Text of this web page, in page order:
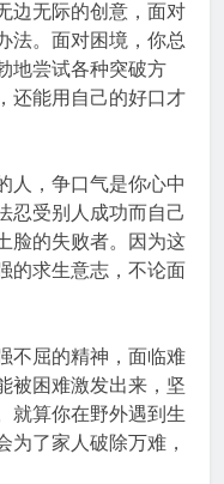
无际的创意，面对
法。面对困境，你总
地尝试各种突破方
还能用自己的好口才
，争口气是你心中
忍受别人成功而自己
脸的失败者。因为这
的求生意志，不论面
屈的精神，面临难
被困难激发出来，坚
就算你在野外遇到生
为了家人破除万难，